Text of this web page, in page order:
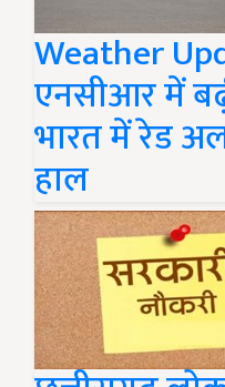
Weather
एनसीआर में
भारत में रेड
हाल